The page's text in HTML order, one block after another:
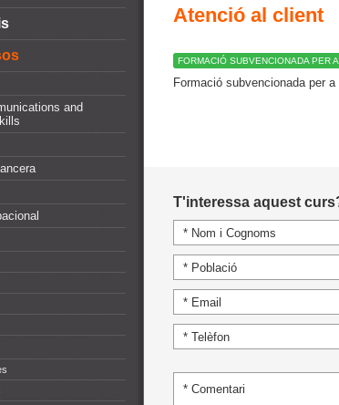
and
Atenció al client
FORMACIÓ SUBVENCIONADA PER
Formació subvencionada per
T'interessa aquest